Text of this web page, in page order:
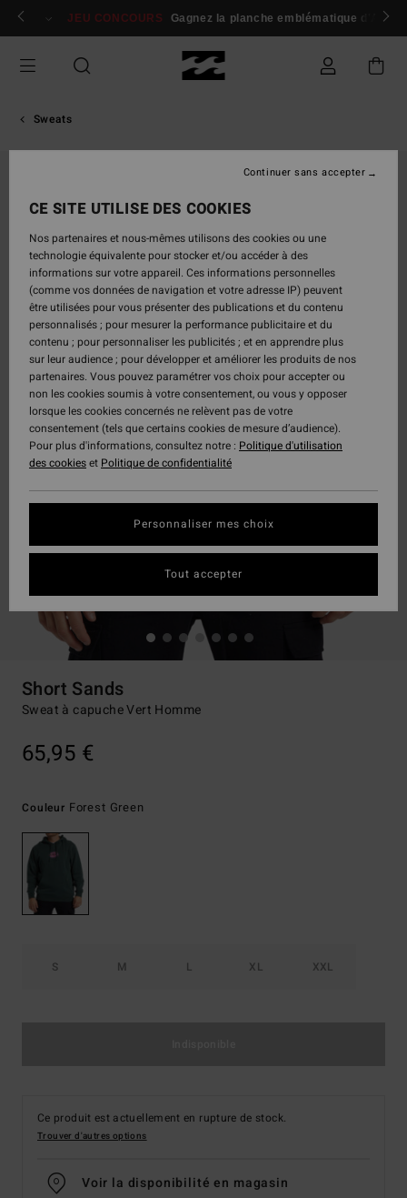
Passer
Se connecter / s'inscrire
JEU CONCOURS Gagnez la planche emblématique d'Andy
Sweats
Short Sands
Sweat à capuche Vert Homme
65,95 €
Couleur Forest Green
S M L XL XXL
Ce produit est actuellement en rupture de stock.
Trouver d'autres options
Voir la disponibilité en magasin
CE SITE UTILISE DES COOKIES
Nos partenaires et nous-mêmes utilisons des cookies ou une
technologie équivalente pour stocker et/ou accéder à des
informations sur votre appareil. Ces informations personnelles
(comme vos données de navigation et votre adresse IP) peuvent
être utilisées pour vous présenter des publications et du contenu
personnalisés ; pour mesurer la performance publicitaire et du
contenu ; pour personnaliser les publicités ; et en apprendre plus
sur leur audience ; pour développer et améliorer les produits de nos
partenaires. Vous pouvez paramétrer vos choix pour accepter ou
non les cookies soumis à votre consentement, ou vous y opposer
lorsque les cookies concernés ne relèvent pas de votre
consentement (tels que certains cookies de mesure d’audience).
Pour plus d'informations, consultez notre : Politique d'utilisation
des cookieset Politique de confidentialité
Personnaliser mes choix
Continuer sans accepter
Tout accepter